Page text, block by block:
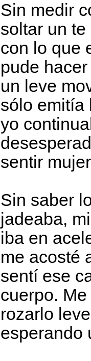
Sin medir
soltar un
con lo que
pude
un leve
sólo emitía
yo
sentir
Sin saber
jadeaba,
iba en
me acosté
sentí ese
cuerpo.
rozarlo
esperando